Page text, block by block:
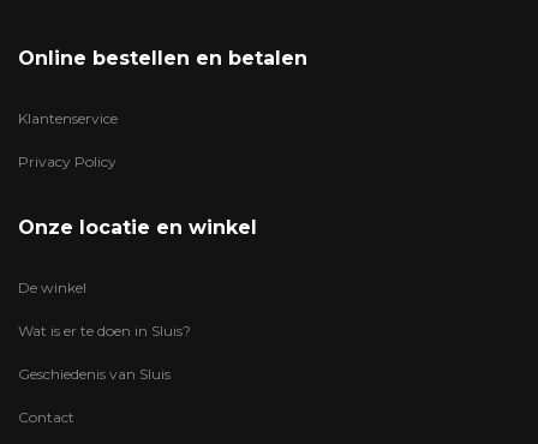
Online bestellen en betalen
Klantenservice
Privacy Policy
Onze locatie en winkel
De winkel
Wat is er te doen in Sluis?
Geschiedenis van Sluis
Contact